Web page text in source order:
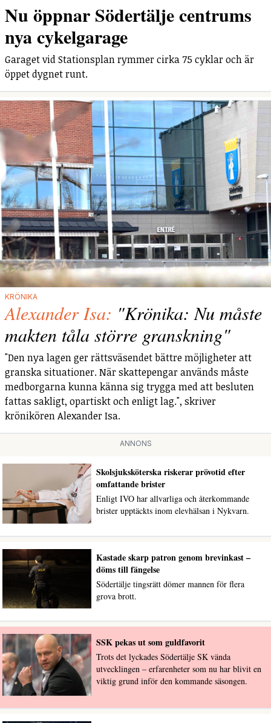
Nu öppnar Södertälje centrums
nya cykelgarage
Garaget vid Stationsplan rymmer cirka 75 cyklar och är
öppet dygnet runt.
KRÖNIKA
Alexander Isa: "Krönika: Nu måste
makten tåla större granskning"
"Den nya lagen ger rättsväsendet bättre möjligheter att
granska situationer. När skattepengar används måste
medborgarna kunna känna sig trygga med att besluten
fattas sakligt, opartiskt och enligt lag.", skriver
krönikören Alexander Isa.
ANNONS
Skolsjuksköterska riskerar prövotid efter
omfattande brister
Enligt IVO har allvarliga och återkommande
brister upptäckts inom elevhälsan i Nykvarn.
Kastade skarp patron genom brevinkast –
döms till fängelse
Södertälje tingsrätt dömer mannen för flera
grova brott.
SSK pekas ut som guldfavorit
Trots det lyckades Södertälje SK vända
utvecklingen – erfarenheter som nu har blivit en
viktig grund inför den kommande säsongen.